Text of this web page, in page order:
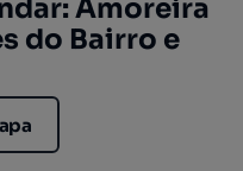
Amoreira
do Bairro e